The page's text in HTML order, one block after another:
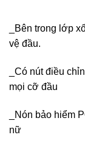
_Bên trong lớp
vệ đầu.
_Có nút điều
mọi cỡ đầu
_Nón bảo hiểm
nữ